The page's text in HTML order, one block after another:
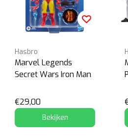
Hasbro
Marvel Legends
Secret Wars Iron Man
€29,00
Bekijken